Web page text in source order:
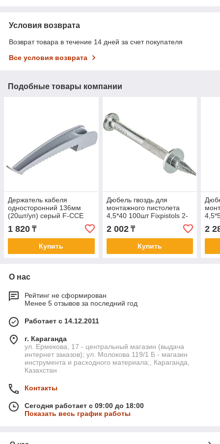
Условия возврата
Возврат товара в течение 14 дней за счет покупателя
Все условия возврата
Подобные товары компании
Держатель кабеля
односторонний 136мм
(20шт/уп) серый F-CCE
Fixpistols 2-2-4-6215
1 820 ₸
Купить
Дюбель гвоздь для
монтажного пистолета
4,5*40 100шт Fixpistols 2-
1-3-0210
2 002₸
Купить
2
О нас
Рейтинг не сформирован
Менее 5 отзывов за последний год
Работает с 14.12.2011
г. Караганда
ул. Ермекова, 17 - центральный магазин (выдача
интернет заказов); ул. Молокова 119/1 Б - магазин
инструмента и расходного материала;, Караганда,
Казахстан
Контакты
Сегодня работает с 09:00 до 18:00
Показать весь график работы